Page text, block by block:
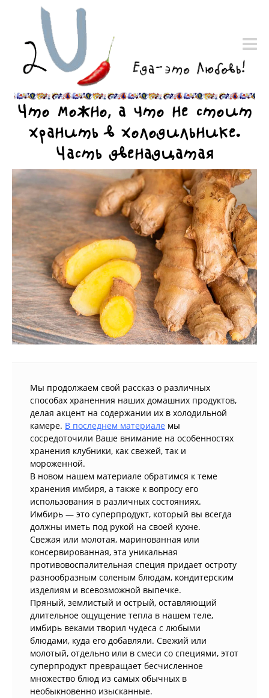
Что можно, а что не стоит
хранить в холодильнике.
Часть двенадцатая
Мы продолжаем свой рассказ о различных
способах храненния наших домашних продуктов,
делая акцент на содержании их в холодильной
камере. В последнем материале мы
сосредоточили Ваше внимание на особенностях
хранения клубники, как свежей, так и
мороженной.
В новом нашем материале обратимся к теме
хранения имбиря, а также к вопросу его
использования в различных состояниях.
Имбирь — это суперпродукт, который вы всегда
должны иметь под рукой на своей кухне.
Свежая или молотая, маринованная или
консервированная, эта уникальная
противовоспалительная специя придает остроту
разнообразным соленым блюдам, кондитерским
изделиям и всевозможной выпечке.
Пряный, землистый и острый, оставляющий
длительное ощущение тепла в нашем теле,
имбирь веками творил чудеса с любыми
блюдами, куда его добавляли. Свежий или
молотый, отдельно или в смеси со специями, этот
суперпродукт превращает бесчисленное
множество блюд из самых обычных в
необыкновенно изысканные.